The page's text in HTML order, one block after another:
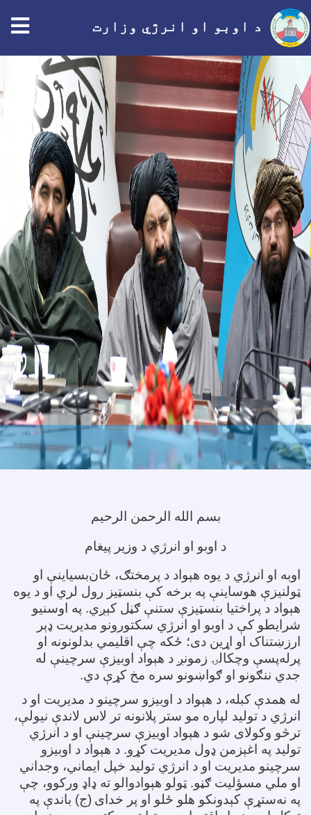
منځپانګه
دانګل
د اوبو او انرژي وزارت
بسم الله الرحمن الرحیم
د اوبو او انرژي د وزیر پیغام
اوبه او انرژي د یوه هېواد د پرمختګ، ځان‌بسیاینې او
ټولنیزې هوساینې په برخه کې بنسټیز رول لري او د یوه
هېواد د پراختیا بنسټیزې ستنې ګڼل کېږي. په اوسنیو
شرایطو کې د اوبو او انرژي سکتورونو مدیریت ډېر
ارزښتناک او اړین دی؛ ځکه چې اقلیمي بدلونونه او
پرله‌پسې وچکالۍ زمونږ د هېواد اوبیزې سرچینې له
جدي ننګونو او ګواښونو سره مخ کړې دي.
له همدې کبله، د هېواد د اوبیزو سرچینو د مدیریت او د
انرژي د تولید لپاره مو ستر پلانونه تر لاس لاندې نیولې،
ترڅو وکولای شو د هېواد اوبیزې سرچینې او د انرژي
تولید په اغېزمن ډول مدیریت کړو. د هېواد د اوبیزو
سرچینو مدیریت او د انرژي تولید خپل ایماني، وجداني
او ملي مسؤلیت ګڼو. ټولو هېوادوالو ته ډاډ ورکوو، چې
په نه‌ستړې کېدونکو هلو ځلو او پر خدای (ج) باندې په